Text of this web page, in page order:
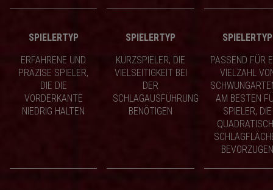
SPIELERTYP SPIELERTYP
SPIELERTYP
ERFAHRENE UND
PRÄZISE SPIELER,
DIE DIE
VORDERKANTE
NIEDRIG HALTEN
KURZSPIELER, DIE
VIELSEITIGKEIT BEI
DER
SCHLAGAUSFÜHRUNG
BENÖTIGEN
PASSEND FÜR
VIELZAHL
AM BESTEN
SPIELER, DIE